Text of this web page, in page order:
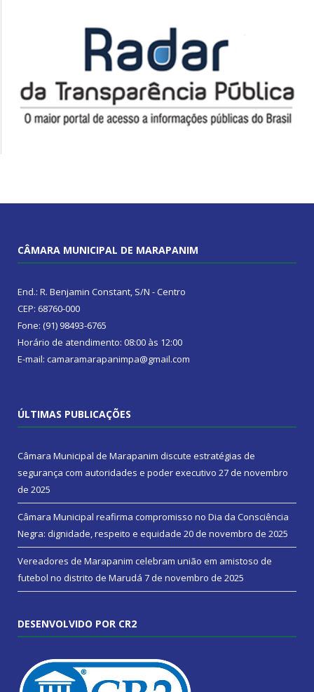
CÂMARA MUNICIPAL DE MARAPANIM
End.: R. Benjamin Constant, S/N - Centro
CEP: 68760-000
Fone: (91) 98493-6765
Horário de atendimento: 08:00 às 12:00
E-mail: camaramarapanimpa@gmail.com
ÚLTIMAS PUBLICAÇÕES
Câmara Municipal de Marapanim discute estratégias de
segurança com autoridades e poder executivo 27 de novembro
de 2025
Câmara Municipal reafirma compromisso no Dia da Consciência
Negra: dignidade, respeito e equidade 20 de novembro de 2025
Vereadores de Marapanim celebram união em amistoso de
futebol no distrito de Marudá 7 de novembro de 2025
DESENVOLVIDO POR CR2